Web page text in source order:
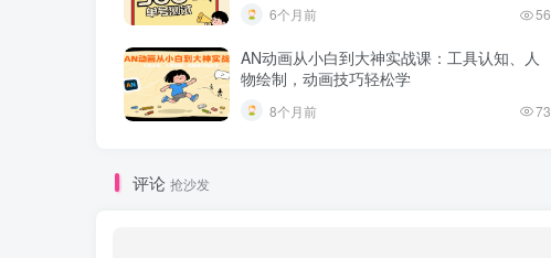
6个月前 56
AN动画从小白到大神实战课：工具认知、人
物绘制，动画技巧轻松学
8个月前 73
评论 抢沙发